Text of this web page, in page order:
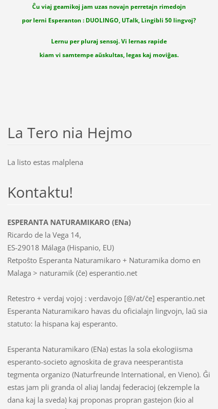
Ĉu viaj geamikoj jam uzas novajn perretajn rimedojn
por lerni Esperanton : DUOLINGO, UTalk, Lingibli 50 lingvoj?
Lernu per pluraj sensoj. Vi lernas rapide
kiam vi samtempe aŭskultas, legas kaj moviĝas.
La Tero nia Hejmo
La listo estas malplena
Kontaktu!
ESPERANTA NATURAMIKARO (ENa)
Ricardo de la Vega 14,
ES-29018 Málaga (Hispanio, EU)
Retpoŝto Esperanta Naturamikaro + Naturamika domo en
Malaga > naturamik (ĉe) esperantio.net
Retestro + verdaj vojoj : verdavojo [@/at/ĉe] esperantio.net
Esperanta Naturamikaro havas du oficialajn lingvojn, laŭ sia
statuto: la hispana kaj esperanto.
Esperanta Naturamikaro (ENa) estas la sola ekologiisma
esperanto-societo agnoskita de grava neesperantista
tegmenta organizo (Naturfreunde International, en Vieno). Ĝi
estas jam pli granda ol aliaj landaj federacioj (ekzemple la
dana kaj la sveda) kaj proponas propran gastejon (kio al